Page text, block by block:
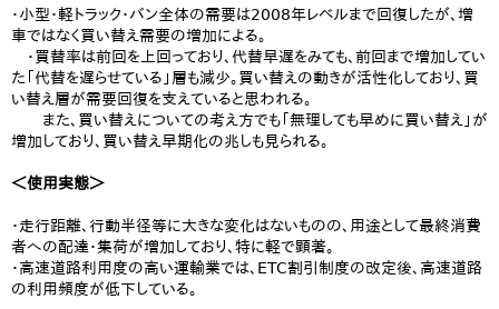
・小型・軽トラック・バン全体の需要は2008年レベルまで回復したが、増
車ではなく買い替え需要の増加による。
・買替率は前回を上回っており、代替早遅をみても、前回まで増加してい
た「代替を遅らせている」層も減少。買い替えの動きが活性化しており、買
い替え層が需要回復を支えていると思われる。
また、買い替えについての考え方でも「無理しても早めに買い替え」が
増加しており、買い替え早期化の兆しも見られる。
＜使用実態＞
・走行距離、行動半径等に大きな変化はないものの、用途として最終消費
者への配達・集荷が増加しており、特に軽で顕著。
・高速道路利用度の高い運輸業では、ETC割引制度の改定後、高速道路
の利用頻度が低下している。